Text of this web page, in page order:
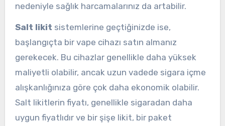
nedeniyle sağlık harcamalarınız da artabilir.
Salt likit sistemlerine geçtiğinizde ise,
başlangıçta bir vape cihazı satın almanız
gerekecek. Bu cihazlar genellikle daha yüksek
maliyetli olabilir, ancak uzun vadede sigara içme
alışkanlığınıza göre çok daha ekonomik olabilir.
Salt likitlerin fiyatı, genellikle sigaradan daha
uygun fiyatlıdır ve bir şişe likit, bir paket